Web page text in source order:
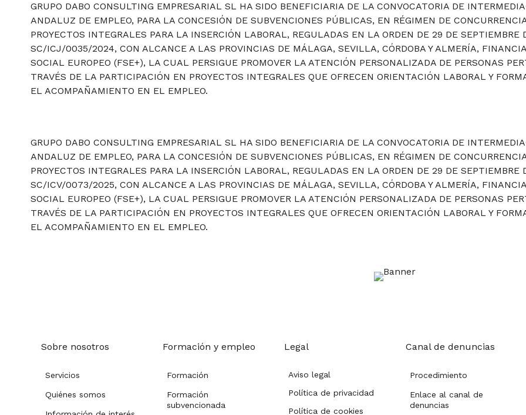
GRUPO DABO CONSULTING EMPRESARIAL SL HA SIDO BENEFICIARIA DE LA CONVOCATORIA DE
ANDALUZ DE EMPLEO, PARA LA CONCESIÓN DE SUBVENCIONES PÚBLICAS, EN RÉGIMEN DE
PROYECTOS INTEGRALES PARA LA INSERCIÓN LABORAL, REGULADAS EN LA ORDEN DE 29 DE
SC/ICJ/0035/2024, CON ALCANCE A LAS PROVINCIAS DE MÁLAGA, SEVILLA, CÓRDOBA Y ALMERÍA,
SOCIAL EUROPEO (FSE+), LA CUAL PERSIGUE PROMOVER LA ATENCIÓN PERSONALIZADA DE PERSONAS
TRAVÉS DE LA PARTICIPACIÓN EN PROYECTOS INTEGRALES QUE OFRECEN ORIENTACIÓN LABORAL Y
EL ACOMPAÑAMIENTO EN EL EMPLEO.
GRUPO DABO CONSULTING EMPRESARIAL SL HA SIDO BENEFICIARIA DE LA CONVOCATORIA DE
ANDALUZ DE EMPLEO, PARA LA CONCESIÓN DE SUBVENCIONES PÚBLICAS, EN RÉGIMEN DE
PROYECTOS INTEGRALES PARA LA INSERCIÓN LABORAL, REGULADAS EN LA ORDEN DE 29 DE
SC/ICV/0073/2025, CON ALCANCE A LAS PROVINCIAS DE MÁLAGA, SEVILLA, CÓRDOBA Y ALMERÍA,
SOCIAL EUROPEO (FSE+), LA CUAL PERSIGUE PROMOVER LA ATENCIÓN PERSONALIZADA DE PERSONAS
TRAVÉS DE LA PARTICIPACIÓN EN PROYECTOS INTEGRALES QUE OFRECEN ORIENTACIÓN LABORAL Y
EL ACOMPAÑAMIENTO EN EL EMPLEO.
Sobre nosotros
Servicios
Quiénes somos
Formación y empleo
Formación
Formación
subvencionada
Legal
Aviso legal
Política de privacidad
Política de cookies
Canal de denuncias
Procedimiento
Enlace al canal de
denuncias